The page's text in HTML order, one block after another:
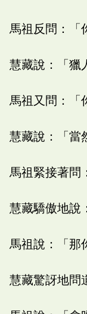
馬祖反問：「
慧藏說：「獵
馬祖又問：「
慧藏說：「當
馬祖緊接著問
慧藏驕傲地說
馬祖說：「那
慧藏驚訝地問